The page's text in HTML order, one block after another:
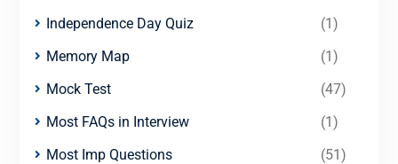
Independence Day Quiz
(1)
Memory Map
(1)
Mock Test
(47)
Most FAQs in Interview
(1)
Most Imp Questions
(51)